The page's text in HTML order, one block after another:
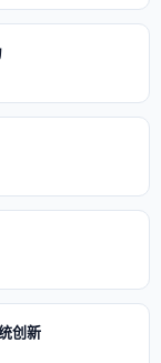
创新